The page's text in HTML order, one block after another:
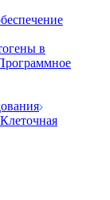
в
Клеточная